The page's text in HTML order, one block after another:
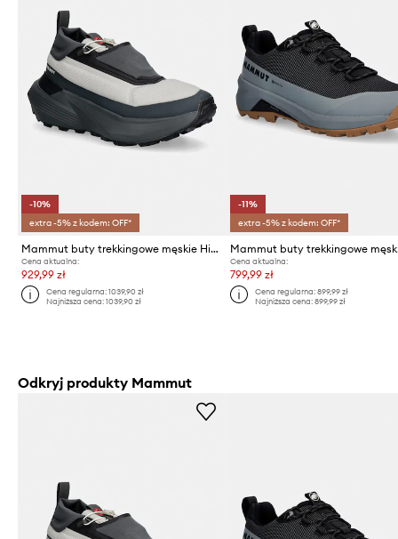
-10%
extra -5% z kodem: OFF*
Mammut buty trekkingowe męskie Hiking Patrol x Mammut Aenergy Ultra Low
Cena aktualna:
929,99 zł
Cena regularna:1039,90 zł
Najniższa cena:1039,90 zł
-11%
extra -5% z kodem: OFF*
Cena aktualna:
799,99 zł
Cena regularna: 899,99 zł
Najniższa cena: 899,99 zł
Odkryj produkty Mammut